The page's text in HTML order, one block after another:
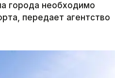
города необходимо
передает агентство